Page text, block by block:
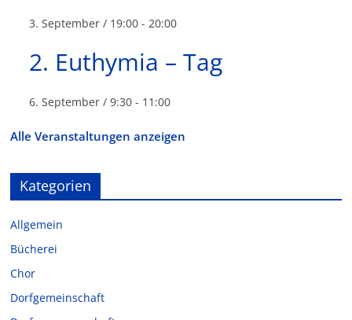
3. September / 19:00 - 20:00
2. Euthymia – Tag
6. September / 9:30 - 11:00
Alle Veranstaltungen anzeigen
Kategorien
Allgemein
Bücherei
Chor
Dorfgemeinschaft